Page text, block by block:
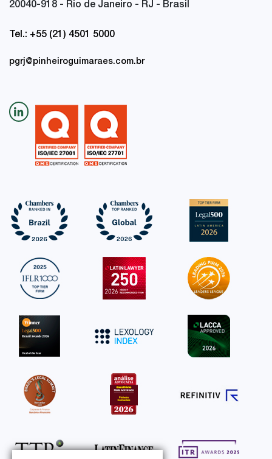
20040-918 - Rio de Janeiro - RJ - Brasil
Tel.: +55 (21) 4501 5000
pgrj@pinheiroguimaraes.com.br